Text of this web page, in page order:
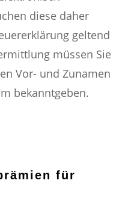
diese daher
geltend
müssen Sie
Vor- und Zunamen
bekanntgeben.
für